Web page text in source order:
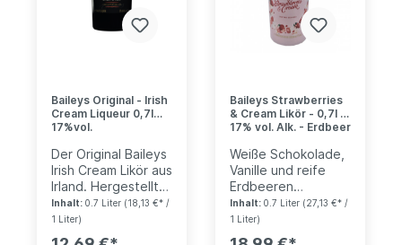
Baileys Original - Irish
Cream Liqueur 0,7l
17%vol.
Der Original Baileys
Irish Cream Likör aus
Irland. Hergestellt
mir Original irischem
Whisky in Dublin
nach dem
Inhalt: 0.7 Liter (18,13 €* /
1 Liter)
Baileys Strawberries
& Cream Likör - 0,7l -
17% vol. Alk. - Erdbeer
Weiße Schokolade,
Vanille und reife
Erdbeeren
kombiniert mit dem
wohl bekanntesten
Cremelikör der
Inhalt: 0.7 Liter (27,13 €* /
1 Liter)